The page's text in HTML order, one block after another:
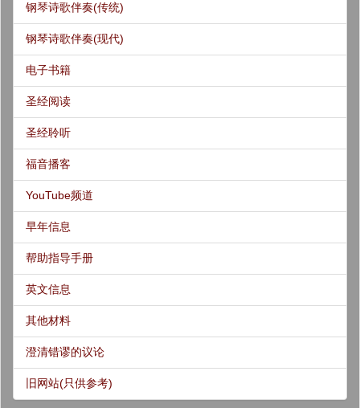
钢琴诗歌伴奏(传统)
钢琴诗歌伴奏(现代)
电子书籍
圣经阅读
圣经聆听
福音播客
YouTube频道
早年信息
帮助指导手册
英文信息
其他材料
澄清错谬的议论
旧网站(只供参考)